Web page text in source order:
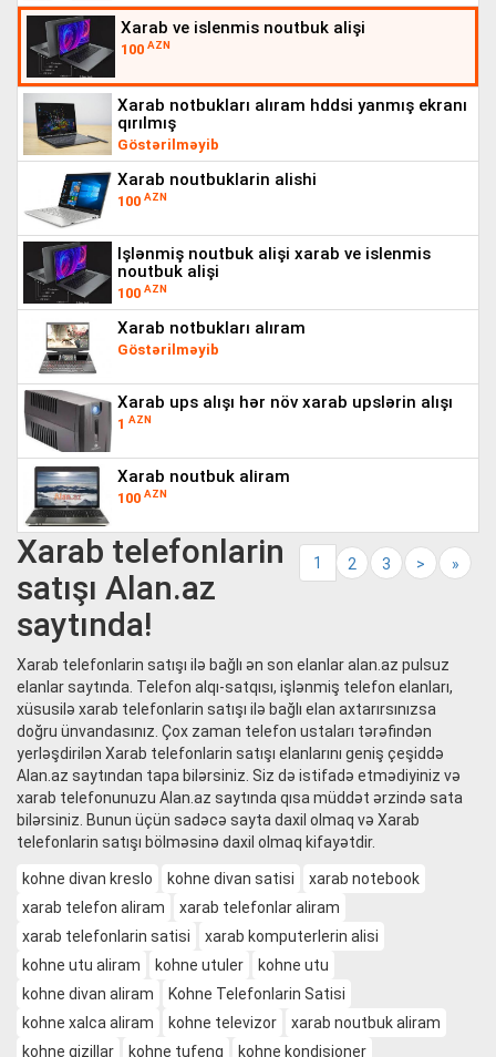
xarab ve islenmis noutbuk alişi
100 AZN
xarab notbukları alıram hddsi yanmış ekranı
qırılmış
Göstərilməyib
xarab noutbuklarin alishi
100 AZN
işlənmiş noutbuk alişi xarab ve islenmis
noutbuk alişi
100 AZN
xarab notbukları alıram
Göstərilməyib
xarab ups alışı hər növ xarab upslərin alışı
1 AZN
xarab noutbuk ali̇ram
100 AZN
1 2 3 > »
Xarab telefonlarin
satışı Alan.az
saytında!
Xarab telefonlarin satışı ilə bağlı ən son elanlar alan.az pulsuz
elanlar saytında. Telefon alqı-satqısı, işlənmiş telefon elanları,
xüsusilə xarab telefonlarin satışı ilə bağlı elan axtarırsınızsa
doğru ünvandasınız. Çox zaman telefon ustaları tərəfindən
yerləşdirilən Xarab telefonlarin satışı elanlarını geniş çeşiddə
Alan.az saytından tapa bilərsiniz. Siz də istifadə etmədiyiniz və
xarab telefonunuzu Alan.az saytında qısa müddət ərzində sata
bilərsiniz. Bunun üçün sadəcə sayta daxil olmaq və Xarab
telefonlarin satışı bölməsinə daxil olmaq kifayətdir.
kohne divan kreslo kohne divan satisi
xarab notebook
xarab telefon aliram
xarab telefonlar aliram
xarab telefonlarin satisi
xarab komputerlerin alisi
kohne utu aliram
kohne utuler
kohne utu
kohne divan aliram
Kohne Telefonlarin Satisi
kohne xalca aliram
kohne televizor
xarab noutbuk aliram
kohne qizillar
kohne tufeng kohne kondisioner